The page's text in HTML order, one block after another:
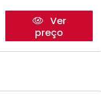
Ver
preço